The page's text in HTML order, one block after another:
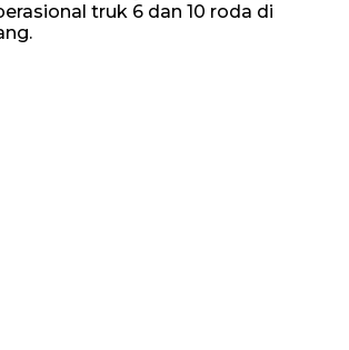
truk 6 dan 10 roda di